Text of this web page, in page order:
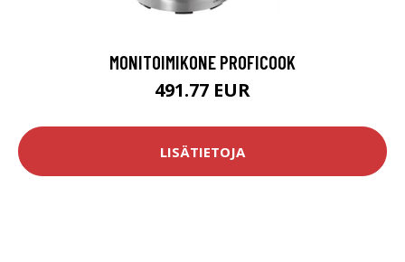
MONITOIMIKONE PROFICOOK
491.77 EUR
LISÄTIETOJA